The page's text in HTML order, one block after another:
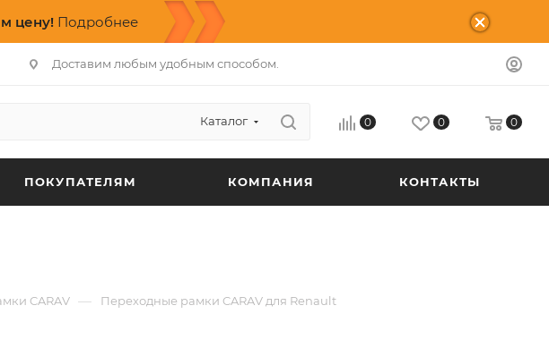
цену! Подробнее
Доставим любым удобным способом.
Каталог 0 0 0
ПОКУПАТЕЛЯМ КОМПАНИЯ КОНТАКТЫ
CARAV — Переходные рамки CARAV для Renault